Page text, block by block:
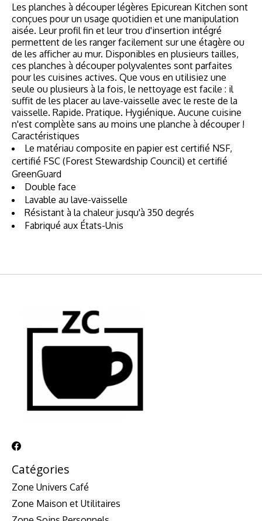
Les planches à découper légères Epicurean Kitchen sont
conçues pour un usage quotidien et une manipulation
aisée. Leur profil fin et leur trou d'insertion intégré
permettent de les ranger facilement sur une étagère ou
de les afficher au mur. Disponibles en plusieurs tailles,
ces planches à découper polyvalentes sont parfaites
pour les cuisines actives. Que vous en utilisiez une
seule ou plusieurs à la fois, le nettoyage est facile : il
suffit de les placer au lave-vaisselle avec le reste de la
vaisselle. Rapide. Pratique. Hygiénique. Aucune cuisine
n'est complète sans au moins une planche à découper !
Caractéristiques
Le matériau composite en papier est certifié NSF,
certifié FSC (Forest Stewardship Council) et certifié
GreenGuard
Double face
Lavable au lave-vaisselle
Résistant à la chaleur jusqu'à 350 degrés
Fabriqué aux États-Unis
Catégories
Zone Univers Café
Zone Maison et Utilitaires